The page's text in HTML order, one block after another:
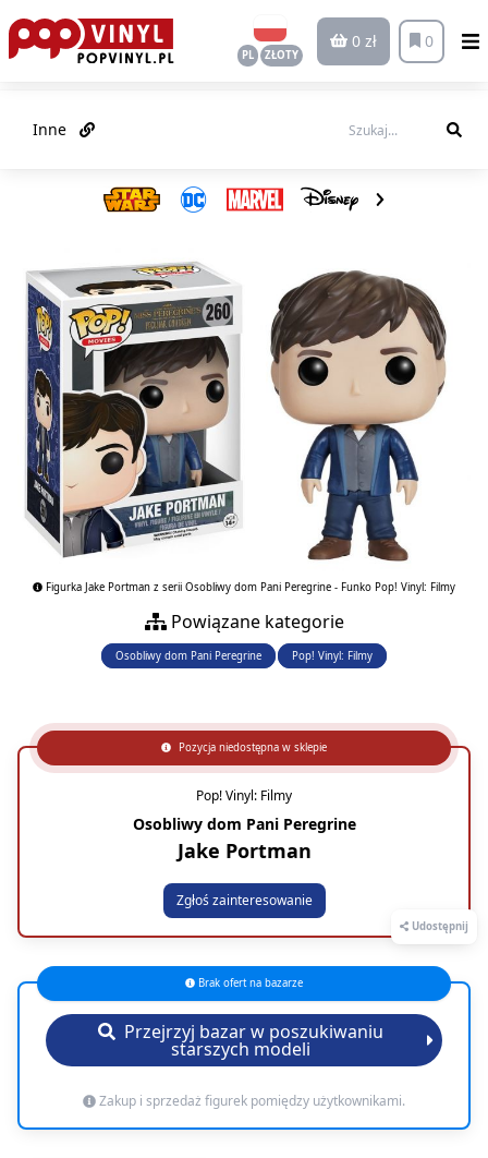
PL ZŁOTY
0 zł 0
Inne
Figurka Jake Portman z serii Osobliwy dom Pani Peregrine - Funko Pop! Vinyl: Filmy
Powiązane kategorie
Osobliwy dom Pani Peregrine Pop! Vinyl: Filmy
Udostępnij
Pozycja niedostępna w sklepie
Pop! Vinyl: Filmy
Osobliwy dom Pani Peregrine
Jake Portman
Zgłoś zainteresowanie
Brak ofert na bazarze
Przejrzyj bazar w poszukiwaniu
starszych modeli
Zakup i sprzedaż figurek pomiędzy użytkownikami.